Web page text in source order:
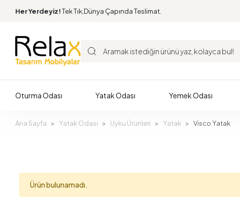
Her Yerdeyiz!Tek Tık,Dünya Çapında Teslimat.
Oturma Odası Yatak Odası Yemek Odası
Ana Sayfa Yatak Odası Uyku Ürünleri Yatak Visco Yatak
Ürün bulunamadı.